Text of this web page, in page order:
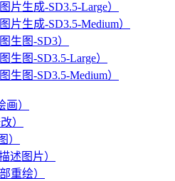
片生成-SD3.5-Large）
片生成-SD3.5-Medium）
生图-SD3）
生图-SD3.5-Large）
生图-SD3.5-Medium）
画）
）
）
述图片）
重绘）